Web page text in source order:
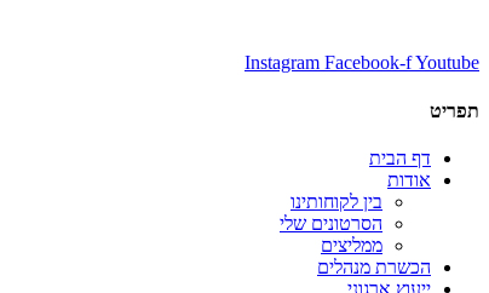
Instagram Facebook-fYoutube
תפריט
דף הבית
אודות
בין לקוחותינו
הסרטונים שלי
ממליצים
הכשרת מנהלים
ייעוץ ארגוני